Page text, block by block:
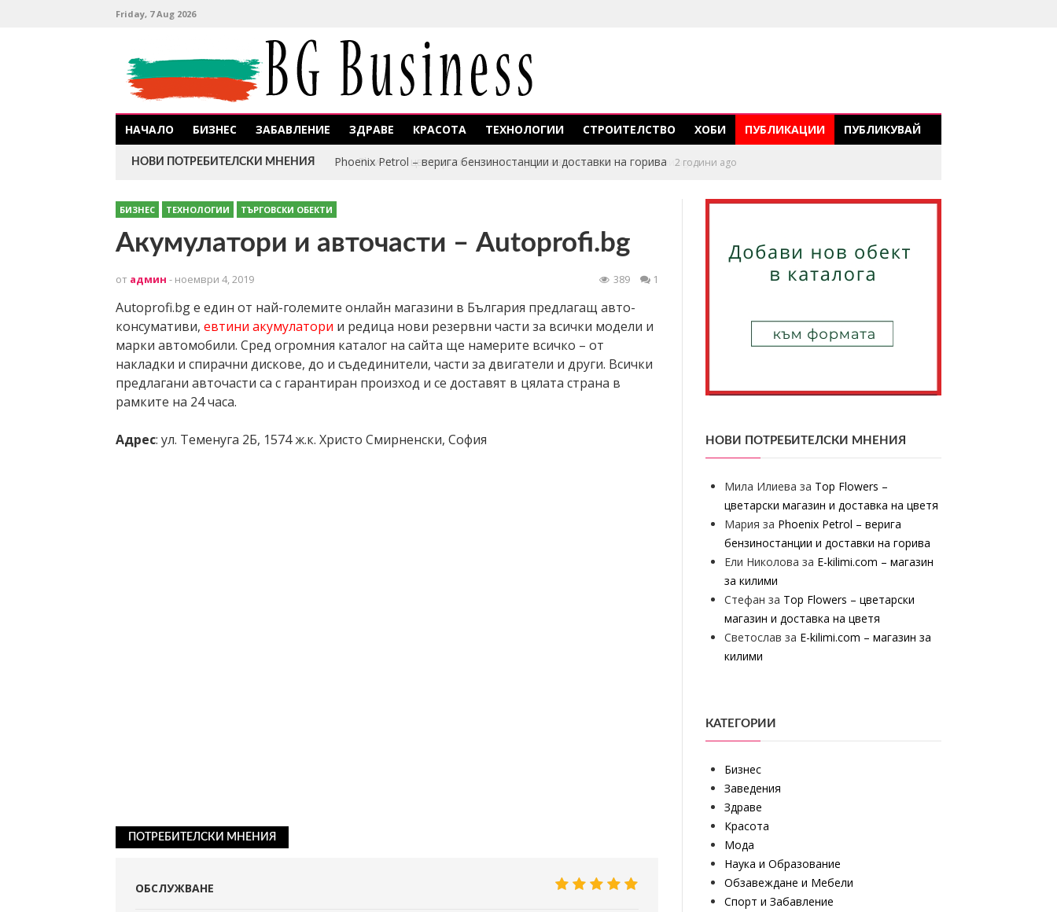
Friday, 7 Aug 2026
НАЧАЛО БИЗНЕС ЗАБАВЛЕНИЕ ЗДРАВЕ КРАСОТА ТЕХНОЛОГИИ СТРОИТЕЛСТВО ХОБИ ПУБЛИКАЦИИ ПУБЛИКУВАЙ
НОВИ ПОТРЕБИТЕЛСКИ МНЕНИЯ Phoenix Petrol – верига бензиностанции и доставки на горива 2 години ago
БИЗНЕС ТЕХНОЛОГИИ ТЪРГОВСКИ ОБЕКТИ
Акумулатори и авточасти – Autoprofi.bg
от админ - ноември 4, 2019 389 1
Аutoprofi.bg е един от най-големите онлайн магазини в България предлагащ авто-
консумативи, евтини акумулатори и редица нови резервни части за всички модели и
марки автомобили. Сред огромния каталог на сайта ще намерите всичко – от
накладки и спирачни дискове, до и съдединители, части за двигатели и други. Всички
предлагани авточасти са с гарантиран произход и се доставят в цялата страна в
рамките на 24 часа.
Адрес: ул. Теменуга 2Б, 1574 ж.к. Христо Смирненски, София
ПОТРЕБИТЕЛСКИ МНЕНИЯ
ОБСЛУЖВАНЕ
НОВИ ПОТРЕБИТЕЛСКИ МНЕНИЯ
Мила Илиева за Top Flowers –
цветарски магазин и доставка на цветя
Мария за Phoenix Petrol – верига
бензиностанции и доставки на горива
Ели Николова за E-kilimi.com – магазин
за килими
Стефан за Top Flowers – цветарски
магазин и доставка на цветя
Светослав за E-kilimi.com – магазин за
килими
КАТЕГОРИИ
Бизнес
Заведения
Здраве
Красота
Мода
Наука и Образование
Обзавеждане и Мебели
Спорт и Забавление